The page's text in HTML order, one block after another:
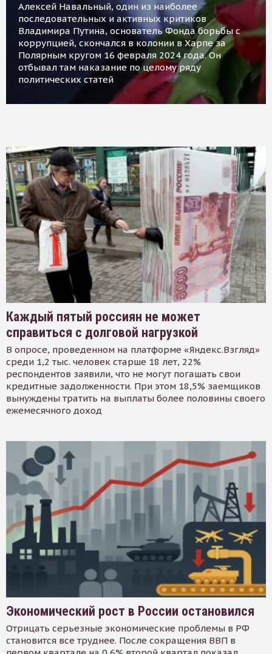
Алексей Навальный, один из наиболее
последовательных и активных критиков
Владимира Путина, основатель Фонда борьбы с
коррупцией, скончался в колонии в Харпе за
Полярным кругом 16 февраля 2024 года. Он
отбывал там наказание по целому ряду
политических статей
Каждый пятый россиян не может
справиться с долговой нагрузкой
В опросе, проведенном на платформе «Яндекс.Взгляд»
среди 1,2 тыс. человек старше 18 лет, 22%
респондентов заявили, что не могут погашать свои
кредитные задолженности. При этом 18,5% заемщиков
вынуждены тратить на выплаты более половины своего
ежемесячного доход
Экономический рост в России остановился
Отрицать серьезные экономические проблемы в РФ
становится все труднее. После сокращения ВВП в